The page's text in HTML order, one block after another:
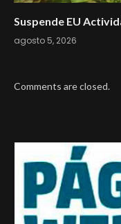
Suspende EU
agosto 5, 2026
Comments are closed.